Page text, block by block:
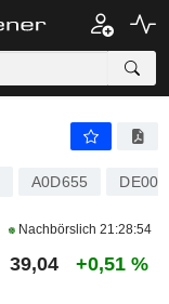
A0D655
Nachbörslich 21:28:54
39,04 +0,51 %